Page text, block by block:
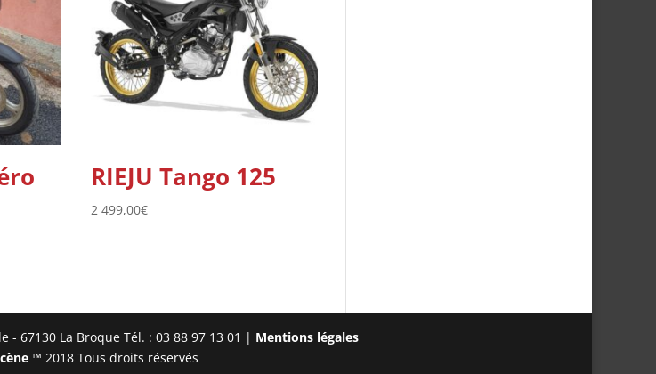
RIEJU Tango 125
2 499,00€
- 67130 La Broque Tél. : 03 88 97 13 01 | Mentions légales
™ 2018 Tous droits réservés